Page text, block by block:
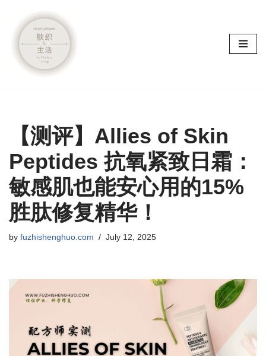
Skip
content
【测评】Allies of Skin
Peptides 抗氧紧致日霜：
敏感肌也能安心用的15%
胜肽修复精华！
by fuzhishenghuo.com July 12, 2025